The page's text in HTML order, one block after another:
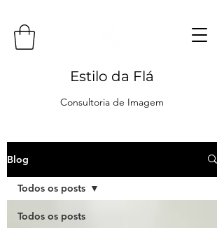
Estilo da Flá
Consultoria de Imagem
Blog
Todos os posts
Todos os posts